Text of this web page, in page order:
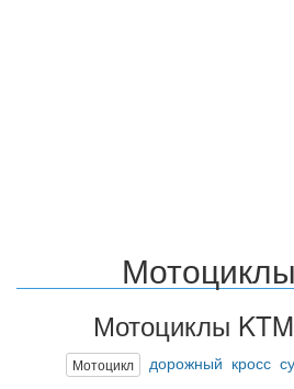
Мотоциклы
Мотоцикл дорожный кросс